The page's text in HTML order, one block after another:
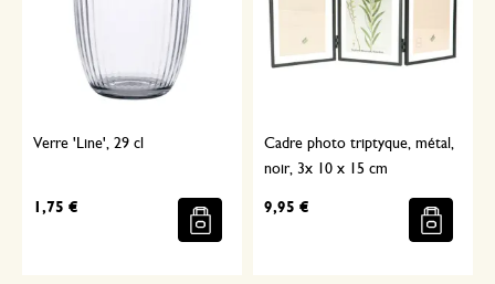
Verre 'Line', 29 cl
1,75 €
Cadre photo triptyque, métal,
noir, 3x 10 x 15 cm
9,95 €